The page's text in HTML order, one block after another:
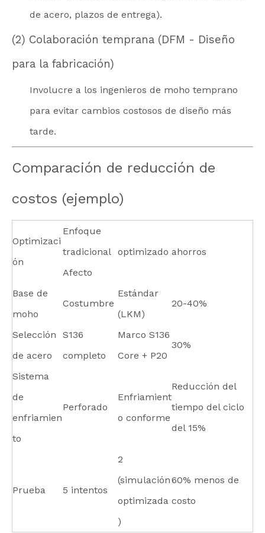
de acero, plazos de entrega).
(2) Colaboración temprana (DFM - Diseño
para la fabricación)
Involucre a los ingenieros de moho temprano
para evitar cambios costosos de diseño más
tarde.
Comparación de reducción de
costos (ejemplo)
Optimizaci
ón
Enfoque
tradicional
Afecto
optimizado ahorros
Base de
moho
Costumbre
Estándar
(LKM)
20-40%
Selección
de acero
S136
completo
Marco S136
Core + P20
30%
Sistema
de
enfriamien
to
Perforado
Enfriamient
o conforme
Reducción del
tiempo del ciclo
del 15%
Prueba 5 intentos
2
(simulación
optimizada
)
60% menos de
costo